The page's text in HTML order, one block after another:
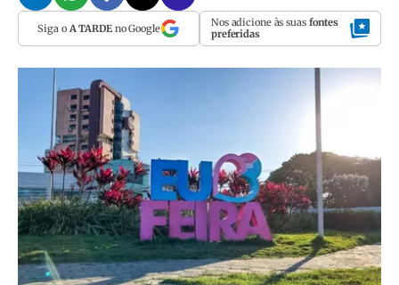
Siga o A TARDEno Google Nos adicione às suas fontes
preferidas